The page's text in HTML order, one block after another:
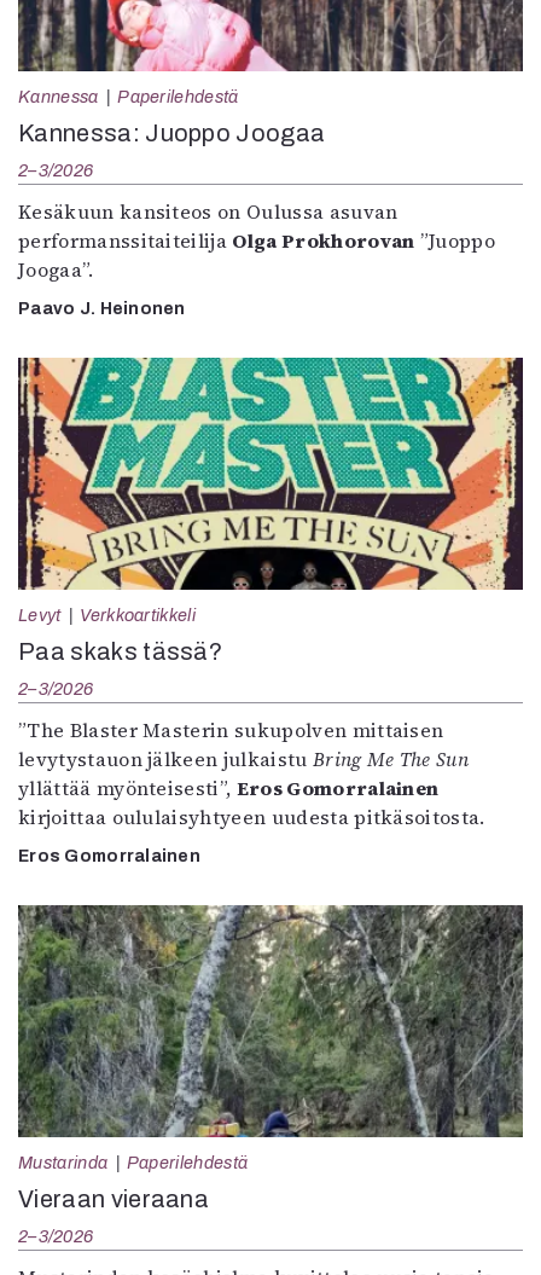
Kannessa Paperilehdestä
Kannessa: Juoppo Joogaa
2–3/2026
Kesäkuun kansiteos on Oulussa asuvan
performanssitaiteilija Olga Prokhorovan ”Juoppo
Joogaa”.
Paavo J. Heinonen
Levyt Verkkoartikkeli
Paa skaks tässä?
2–3/2026
”The Blaster Masterin sukupolven mittaisen
levytystauon jälkeen julkaistu Bring Me The Sun
yllättää myönteisesti”, Eros Gomorralainen
kirjoittaa oululaisyhtyeen uudesta pitkäsoitosta.
Eros Gomorralainen
Mustarinda Paperilehdestä
Vieraan vieraana
2–3/2026